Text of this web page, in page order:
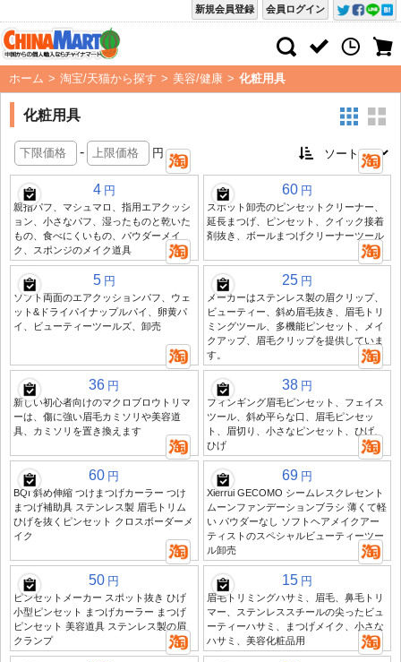
会員ログイン
新規会員登録
ホーム > 淘宝/天猫から探す > 美容/健康 > 化粧用具
化粧用具
- 円
4 円
親指パフ、マシュマロ、指用エアクッシ
ョン、小さなパフ、湿ったものと乾いた
もの、食べにくいもの、パウダーメイ
ク、スポンジのメイク道具
60 円
スポット卸売のピンセットクリーナー、
延長まつげ、ピンセット、クイック接着
剤抜き、ボールまつげクリーナーツール
5 円
ソフト両面のエアクッションパフ、ウェ
ット&ドライパイナップルパイ、卵黄パ
イ、ビューティーツールズ、卸売
25 円
メーカーはステンレス製の眉クリップ、
ビューティー、斜め眉毛抜き、眉毛トリ
ミングツール、多機能ピンセット、メイ
クアップ、眉毛クリップを提供していま
す。
36 円
新しい初心者向けのマクロブロウトリマ
ーは、傷に強い眉毛カミソリや美容道
具、カミソリを置き換えます
38 円
フィンギング眉毛ピンセット、フェイス
ツール、斜め平らな口、眉毛ピンセッ
ト、眉切り、小さなピンセット、ひげ、
ひげ
60 円
BQI 斜め伸縮 つけまつげカーラー つけ
まつげ補助具 ステンレス製 眉毛トリム
ひげを抜くピンセット クロスボーダーメ
イク
69 円
Xierrui GECOMO シームレスクレセント
ムーンファンデーションブラシ 薄くて軽
い パウダーなし ソフトヘアメイクアー
ティストのスペシャルビューティーツー
ル卸売
50 円
ピンセットメーカー スポット抜き ひげ
小型ピンセット まつげカーラー まつげ
ピンセット 美容道具 ステンレス製の眉
クランプ
15 円
眉毛トリミングハサミ、眉毛、鼻毛トリ
マー、ステンレススチールの尖ったビュ
ーティーハサミ、まつげメイク、小さな
ハサミ、美容化粧品用